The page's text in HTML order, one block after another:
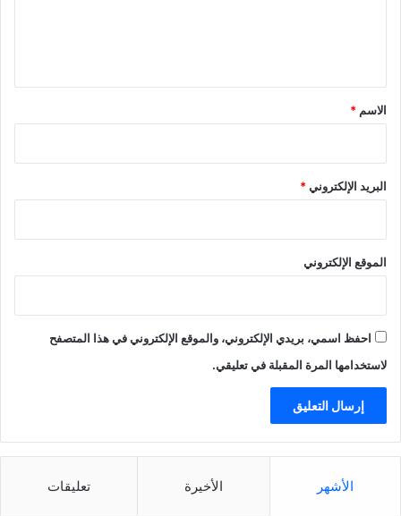
*
الاسم *
البريد الإلكتروني*
الموقع الإلكتروني
احفظ اسمي، بريدي الإلكتروني، والموقع الإلكتروني في هذا المتصفح
لاستخدامها المرة المقبلة في تعليقي.
الأشهر الأخيرة تعليقات